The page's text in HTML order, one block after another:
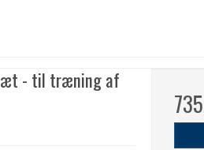
- til træning af